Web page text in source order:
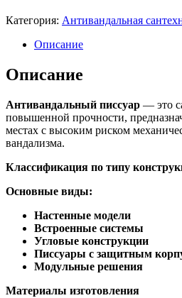
Категория: Антивандальная
Описание
Описание
Антивандальный писсуар — это
повышенной прочности,
местах с высоким риском
вандализма.
Классификация по типу
Основные виды:
Настенные модели
Встроенные системы
Угловые конструкции
Писсуары с защитным
Модульные решения
Материалы изготовления